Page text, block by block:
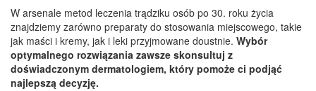
W arsenale metod leczenia trądziku osób po 30. roku życia
znajdziemy zarówno preparaty do stosowania miejscowego, takie
jak maści i kremy, jak i leki przyjmowane doustnie. Wybór
optymalnego rozwiązania zawsze skonsultuj z
doświadczonym dermatologiem, który pomoże ci podjąć
najlepszą decyzję.